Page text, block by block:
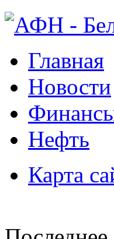
Главная
Новости
Нефть
Карта